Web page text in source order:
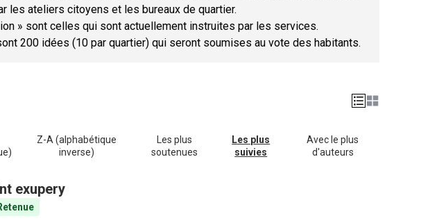
les ateliers citoyens et les bureaux de quartier.
» sont celles qui sont actuellement instruites par les services.
200 idées (10 par quartier) qui seront soumises au vote des habitants.
Z-A (alphabétique
inverse)
Les plus
soutenues
Les plus
suivies
Avec le plus
d'auteurs
exupery